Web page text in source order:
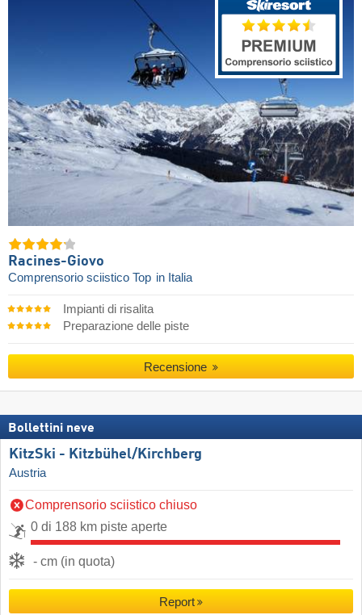
Racines-Giovo
Comprensorio sciistico Top in Italia
Impianti di risalita
Preparazione delle piste
Recensione
Bollettini neve
KitzSki - Kitzbühel/​Kirchberg
Austria
Comprensorio sciistico chiuso
0 di 188 km piste aperte
- cm (in quota)
Report